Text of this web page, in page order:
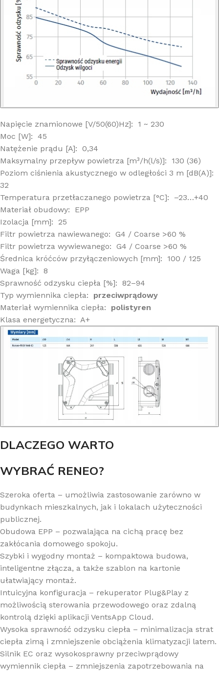
Napięcie znamionowe [V/50(60)Hz]: 1 ~ 230
Moc [W]: 45
Natężenie prądu [A]: 0,34
Maksymalny przepływ powietrza [m³/h(l/s)]: 130 (36)
Poziom ciśnienia akustycznego w odległości 3 m [dB(A)]:
32
Temperatura przetłaczanego powietrza [°C]: –23…+40
Materiał obudowy: EPP
Izolacja [mm]: 25
Filtr powietrza nawiewanego: G4 / Coarse >60 %
Filtr powietrza wywiewanego: G4 / Coarse >60 %
Średnica króćców przyłączeniowych [mm]: 100 / 125
Waga [kg]: 8
Sprawność odzysku ciepła [%]: 82–94
Typ wymiennika ciepła: przeciwprądowy
Materiał wymiennika ciepła:
polistyren
Klasa energetyczna: A+
DLACZEGO WARTO
WYBRAĆ RENEO?
Szeroka oferta – umożliwia zastosowanie zarówno w
budynkach mieszkalnych, jak i lokalach użyteczności
publicznej.
Obudowa EPP – pozwalająca na cichą pracę bez
zakłócania domowego spokoju.
Szybki i wygodny montaż – kompaktowa budowa,
inteligentne złącza, a także szablon na kartonie
ułatwiający montaż.
Intuicyjna konfiguracja – rekuperator Plug&Play z
możliwością sterowania przewodowego oraz zdalną
kontrolą dzięki aplikacji VentsApp Cloud.
Wysoka sprawność odzysku ciepła – minimalizacja strat
ciepła zimą i zmniejszenie obciążenia klimatyzacji latem.
Silnik EC oraz wysokosprawny przeciwprądowy
wymiennik ciepła – zmniejszenia zapotrzebowania na